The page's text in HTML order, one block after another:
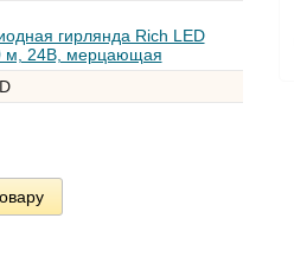
гирлянда Rich LED
м, 24В, мерцающая